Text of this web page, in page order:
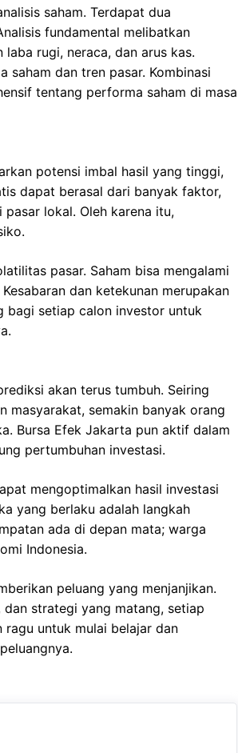
saham. Terdapat dua
fundamental melibatkan
rugi, neraca, dan arus kas.
saham dan tren pasar. Kombinasi
tentang performa saham di masa
potensi imbal hasil yang tinggi,
dapat berasal dari banyak faktor,
lokal. Oleh karena itu,
pasar. Saham bisa mengalami
dan ketekunan merupakan
bagi setiap calon investor untuk
akan terus tumbuh. Seiring
masyarakat, semakin banyak orang
Bursa Efek Jakarta pun aktif dalam
pertumbuhan investasi.
mengoptimalkan hasil investasi
yang berlaku adalah langkah
ada di depan mata; warga
Indonesia.
peluang yang menjanjikan.
strategi yang matang, setiap
ragu untuk mulai belajar dan